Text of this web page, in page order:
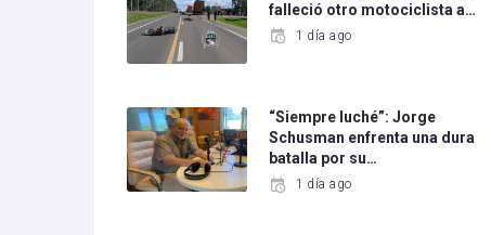
falleció otro motociclista a…
1 día ago
“Siempre luché”: Jorge
Schusman enfrenta una dura
batalla por su…
1 día ago